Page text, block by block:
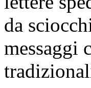
da
messaggi